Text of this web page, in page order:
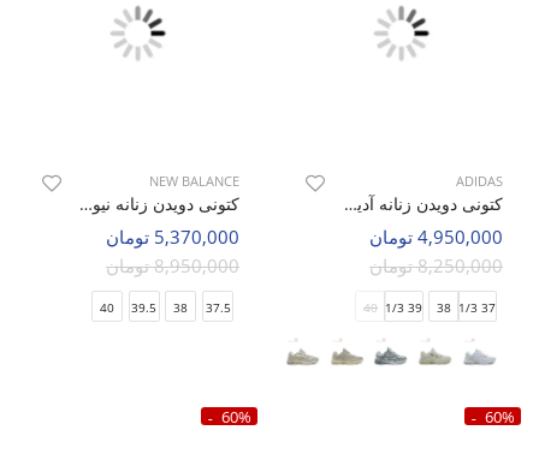
ADIDAS
کتونی دویدن زنانه آدیداس Adidas Astir W
4,950,000 تومان
8,250,000 تومان
37 1/3
38
39 1/3
40
NEW BALANCE
کتونی دویدن زنانه نیو بالانس 9060 Bricks & Wood W
5,370,000 تومان
8,950,000 تومان
37.5
38
39.5
40
60%
60%